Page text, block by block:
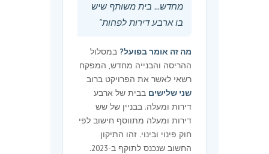
חדשה אחת או יותר, לרבות
הוצאת חלקים מהרכוש
חניה והצמדתם לדירה או
לדירות כאמור, טעון החלטה
מראש של כל בעלי הדירות,
כאמור בחוק המקרקעין; ואולם
רשאי המפקח, אף אם לא
התקבלה על כך החלטה מראש
של כל בעלי הדירות בבית
מחדש... בית משותף שיש
בו ארבע דירות לפחות"
מה זה אומר בפועל? במסלול
ההריסה והבנייה מחדש, המפקח
רשאי לאשר את הפרויקט ברוב
שני שלישים בבית של ארבע
דירות ומעלה. בבניין של שש
דירות ומעלה מתווסף חישוב לפי
חוק פינוי ובינוי. זהו התיקון
החשוב שנכנס לתוקף ב-2023.